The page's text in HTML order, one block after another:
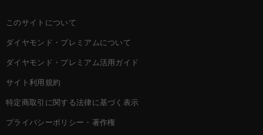
このサイトについて
ダイヤモンド・プレミアムについて
ダイヤモンド・プレミアム活用ガイド
サイト利用規約
特定商取引に関する法律に基づく表示
プライバシーポリシー・著作権